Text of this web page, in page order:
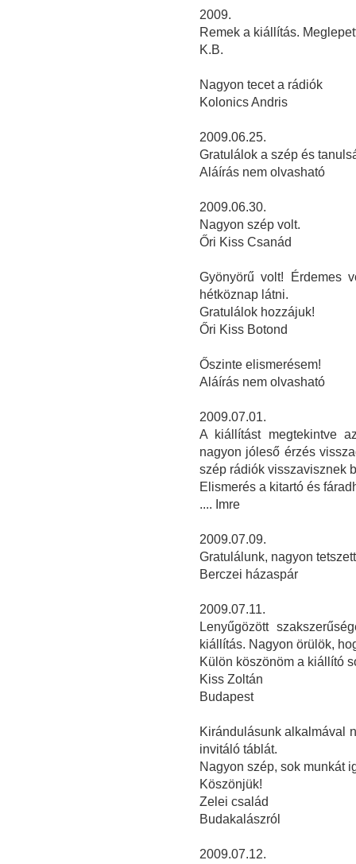
2009.
Remek a kiállítás.
K.B.
Nagyon tecet a rádiók
Kolonics Andris
2009.06.25.
Gratulálok a szép és
Aláírás nem olvasható
2009.06.30.
Nagyon szép volt.
Őri Kiss Csanád
Gyönyörű volt! Érdemes
hétköznap látni.
Gratulálok hozzájuk!
Őri Kiss Botond
Őszinte elismerésem!
Aláírás nem olvasható
2009.07.01.
A kiállítást megtekintve
nagyon jóleső érzés
szép rádiók visszavisznek
Elismerés a kitartó és
.... Imre
2009.07.09.
Gratulálunk, nagyon
Berczei házaspár
2009.07.11.
Lenyűgözött
kiállítás. Nagyon örülök,
Külön köszönöm a kiállító
Kiss Zoltán
Budapest
Kirándulásunk alkalmával
invitáló táblát.
Nagyon szép, sok munkát
Köszönjük!
Zelei család
Budakalászról
2009.07.12.